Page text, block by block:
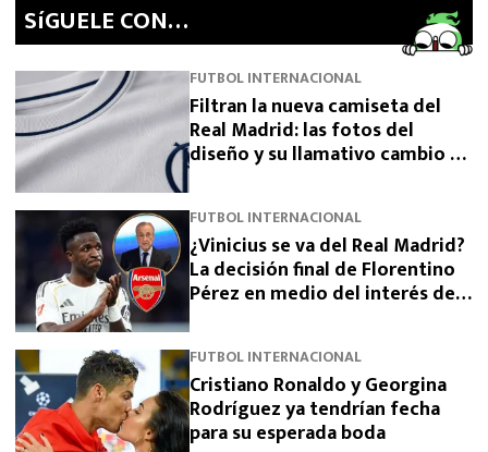
SíGUELE CON…
FUTBOL INTERNACIONAL
Filtran la nueva camiseta del
Real Madrid: las fotos del
diseño y su llamativo cambio de
FUTBOL INTERNACIONAL
¿Vinicius se va del Real Madrid?
La decisión final de Florentino
Pérez en medio del interés del
FUTBOL INTERNACIONAL
Cristiano Ronaldo y Georgina
Rodríguez ya tendrían fecha
para su esperada boda